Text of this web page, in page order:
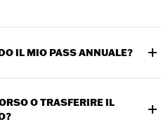
IL MIO PASS ANNUALE?
data di acquisto o di
O TRASFERIRE IL